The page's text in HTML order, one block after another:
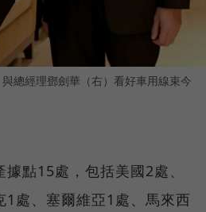
總經理鄧劍華（右）看好車用線束今
點15處，包括美國2處、
處、塞爾維亞1處、馬來西